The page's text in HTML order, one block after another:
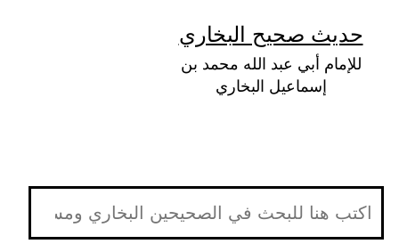
المحتوى
حديث صحيح البخاري
للإمام أبي عبد الله محمد بن
إسماعيل البخاري